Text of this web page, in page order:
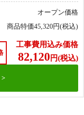
オープン価格
商品特価45,320円(税込)
工事費用込み価格
82,120 円(税込)